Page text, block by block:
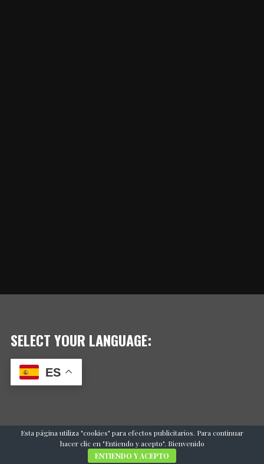
SELECT YOUR LANGUAGE:
ES
Esta página utiliza "cookies" para efectos publicitarios. Para continuar
hacer clic en "Entiendo y acepto". Bienvenido
ENTIENDO Y ACEPTO